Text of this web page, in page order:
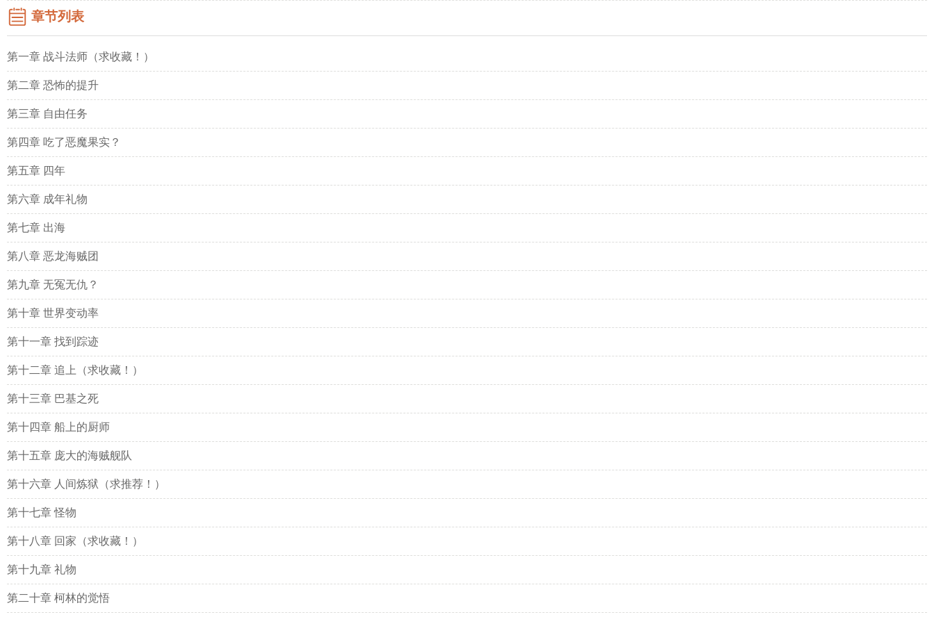
章节列表
第一章 战斗法师（求收藏！）
第二章 恐怖的提升
第三章 自由任务
第四章 吃了恶魔果实？
第五章 四年
第六章 成年礼物
第七章 出海
第八章 恶龙海贼团
第九章 无冤无仇？
第十章 世界变动率
第十一章 找到踪迹
第十二章 追上（求收藏！）
第十三章 巴基之死
第十四章 船上的厨师
第十五章 庞大的海贼舰队
第十六章 人间炼狱（求推荐！）
第十七章 怪物
第十八章 回家（求收藏！）
第十九章 礼物
第二十章 柯林的觉悟